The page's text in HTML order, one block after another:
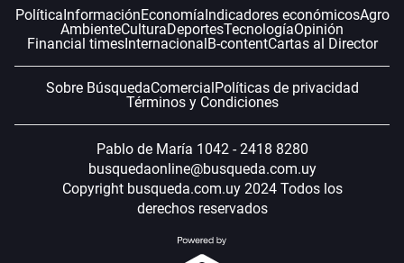
PolíticaInformaciónEconomíaIndicadores económicosAgro
AmbienteCulturaDeportesTecnologíaOpinión
Financial timesInternacionalB-contentCartas al Director
Sobre BúsquedaComercialPolíticas de privacidad
Términos y Condiciones
Pablo de María 1042 - 2418 8280
busquedaonline@busqueda.com.uy
Copyright busqueda.com.uy 2024 Todos los
derechos reservados